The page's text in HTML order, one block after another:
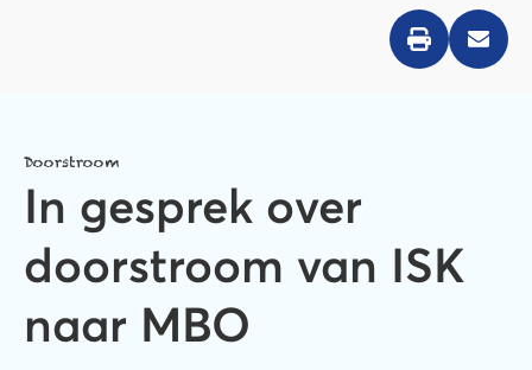
Doorstroom
In gesprek over
doorstroom van ISK
naar MBO